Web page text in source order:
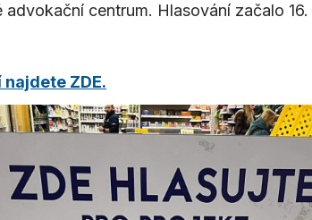
centrum. Hlasování začalo
ZDE.